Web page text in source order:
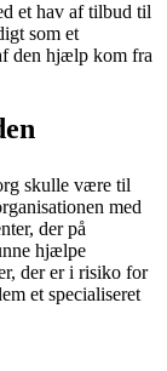
et hav af tilbud til
som et
den hjælp kom fra
skulle være til
med
der på
hjælpe
der er i risiko for
et specialiseret